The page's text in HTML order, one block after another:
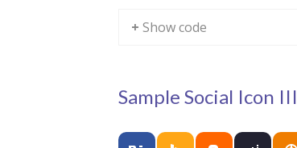
+ Show code
Sample Social Icon III